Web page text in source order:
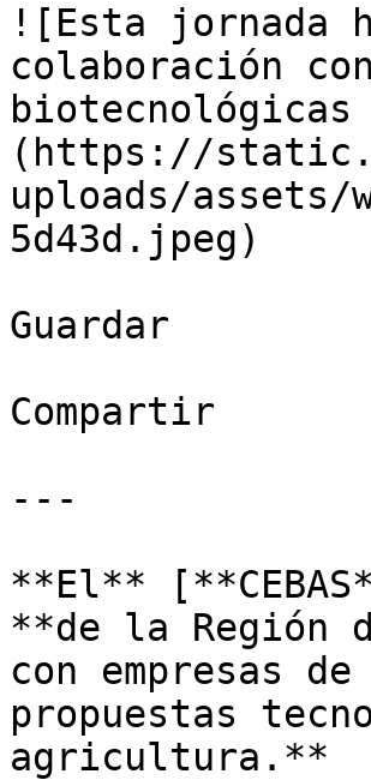
![Esta jornada
colaboración
biotecnológicas
(https://
uploads/assets/
5d43d.jpeg)
Guardar
Compartir
---
**El**
**de la Región
con empresas
propuestas
agricultura.**